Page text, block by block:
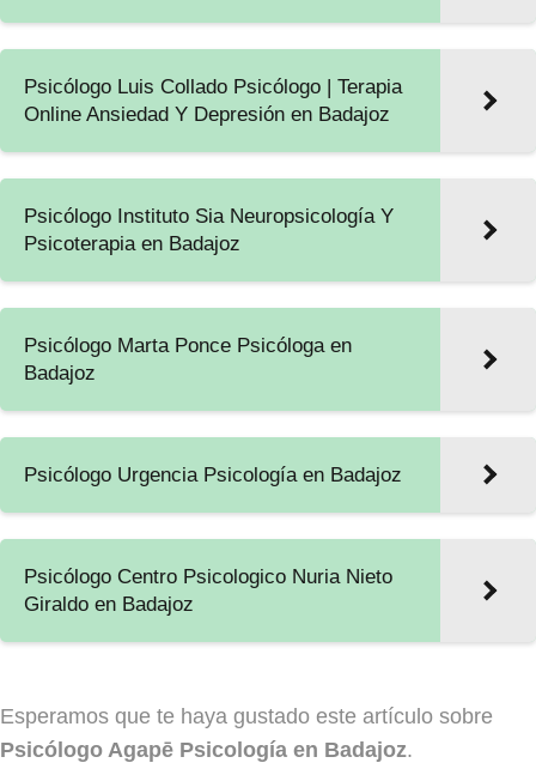
Psicólogo Luis Collado Psicólogo | Terapia
Online Ansiedad Y Depresión en Badajoz
Psicólogo Instituto Sia Neuropsicología Y
Psicoterapia en Badajoz
Psicólogo Marta Ponce Psicóloga en
Badajoz
Psicólogo Urgencia Psicología en Badajoz
Psicólogo Centro Psicologico Nuria Nieto
Giraldo en Badajoz
Esperamos que te haya gustado este artículo sobre
Psicólogo Agapē Psicología en Badajoz.